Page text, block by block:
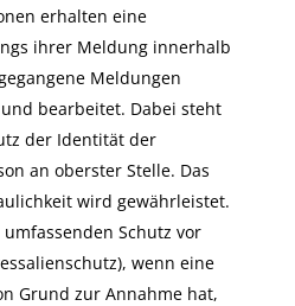
erhalten eine
ihrer Meldung innerhalb
Meldungen
bearbeitet. Dabei steht
der Identität der
an oberster Stelle. Das
wird gewährleistet.
umfassenden Schutz vor
wenn eine
Grund zur Annahme hat,